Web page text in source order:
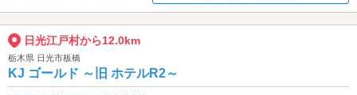
日光江戸村から12.0km
栃木県 日光市板橋
KJ ゴールド ～旧 ホテルR2～